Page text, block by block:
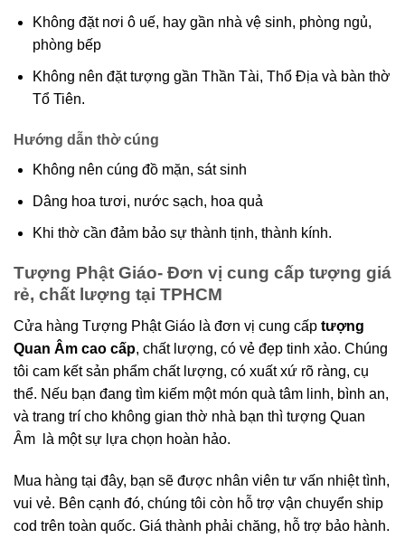
Không đặt nơi ô uế, hay gần nhà vệ sinh, phòng ngủ,
phòng bếp
Không nên đặt tượng gần Thần Tài, Thổ Địa và bàn thờ
Tổ Tiên.
Hướng dẫn thờ cúng
Không nên cúng đồ mặn, sát sinh
Dâng hoa tươi, nước sạch, hoa quả
Khi thờ cần đảm bảo sự thành tịnh, thành kính.
Tượng Phật Giáo- Đơn vị cung cấp tượng giá
rẻ, chất lượng tại TPHCM
Cửa hàng Tượng Phật Giáo là đơn vị cung cấp tượng
Quan Âm cao cấp, chất lượng, có vẻ đẹp tinh xảo. Chúng
tôi cam kết sản phẩm chất lượng, có xuất xứ rõ ràng, cụ
thể. Nếu bạn đang tìm kiếm một món quà tâm linh, bình an,
và trang trí cho không gian thờ nhà bạn thì tượng Quan
Âm là một sự lựa chọn hoàn hảo.
Mua hàng tại đây, bạn sẽ được nhân viên tư vấn nhiệt tình,
vui vẻ. Bên cạnh đó, chúng tôi còn hỗ trợ vận chuyển ship
cod trên toàn quốc. Giá thành phải chăng, hỗ trợ bảo hành.